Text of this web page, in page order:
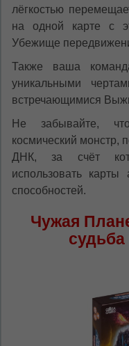
лёгкостью
на одной карте с
Убежище
Также ваша
уникальными
встречающимися
Не забывайте,
космический монстр,
ДНК, за счёт
использовать
способностей.
Чужая